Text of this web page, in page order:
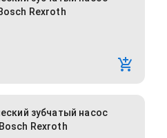
Rexroth
зубчатый насос
Rexroth